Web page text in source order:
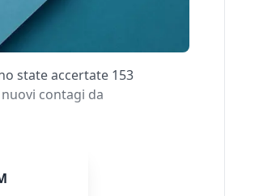
state accertate 153
contagi da